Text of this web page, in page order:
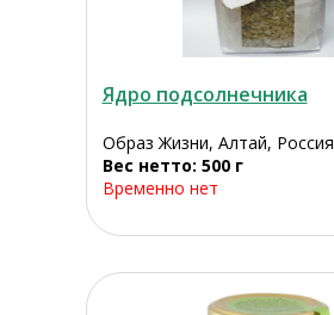
Ядро подсолнечника
Образ Жизни, Алтай, Россия
Вес нетто: 500 г
Временно нет